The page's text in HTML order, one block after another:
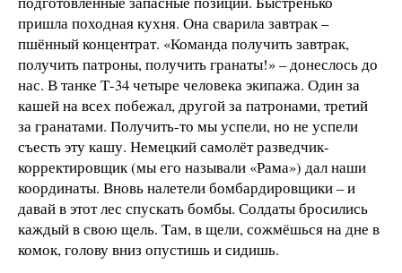
пришла походная кухня. Она сварила завтрак –
пшённый концентрат. «Команда получить завтрак,
получить патроны, получить гранаты!» – донеслось до
нас. В танке Т-34 четыре человека экипажа. Один за
кашей на всех побежал, другой за патронами, третий
за гранатами. Получить-то мы успели, но не успели
съесть эту кашу. Немецкий самолёт разведчик-
корректировщик (мы его называли «Рама») дал наши
координаты. Вновь налетели бомбардировщики – и
давай в этот лес спускать бомбы. Солдаты бросились
каждый в свою щель. Там, в щели, сожмёшься на дне в
комок, голову вниз опустишь и сидишь.